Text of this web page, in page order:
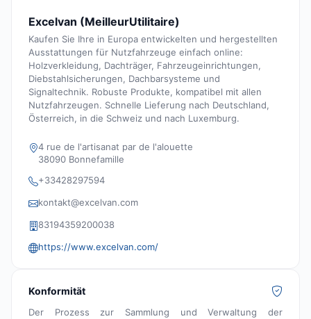
Excelvan (MeilleurUtilitaire)
Kaufen Sie Ihre in Europa entwickelten und hergestellten
Ausstattungen für Nutzfahrzeuge einfach online:
Holzverkleidung, Dachträger, Fahrzeugeinrichtungen,
Diebstahlsicherungen, Dachbarsysteme und
Signaltechnik. Robuste Produkte, kompatibel mit allen
Nutzfahrzeugen. Schnelle Lieferung nach Deutschland,
Österreich, in die Schweiz und nach Luxemburg.
4 rue de l'artisanat par de l'alouette
38090 Bonnefamille
+33428297594
kontakt@excelvan.com
83194359200038
https://www.excelvan.com/
Konformität
Der Prozess zur Sammlung und Verwaltung der